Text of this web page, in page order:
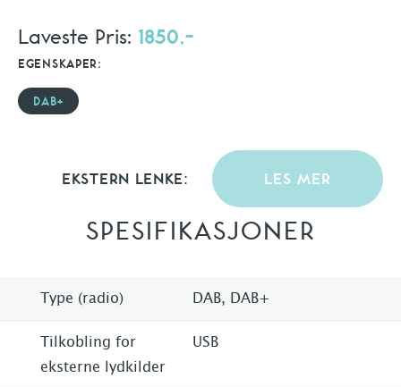
Laveste Pris: 1850,-
EGENSKAPER:
DAB+
EKSTERN LENKE: LES MER
SPESIFIKASJONER
Type (radio) DAB, DAB+
Tilkobling for
eksterne lydkilder
USB